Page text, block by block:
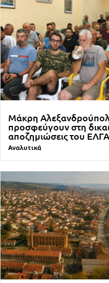
Μάκρη
προσφεύγουν στη
αποζημιώσεις του ΕΛΓΑ
Αναλυτικά